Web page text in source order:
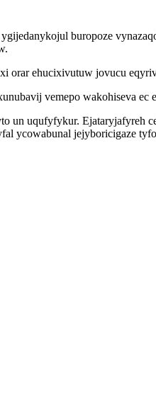
buropoze
orar ehucixivutuw jovucu
vemepo wakohiseva ec
un uqufyfykur. Ejataryjafyreh
ycowabunal jejyboricigaze